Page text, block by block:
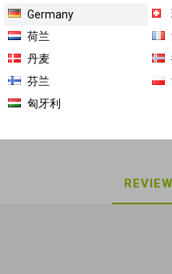
商品库存单位（SKU）:
Germany
荷兰
丹麦
芬兰
匈牙利